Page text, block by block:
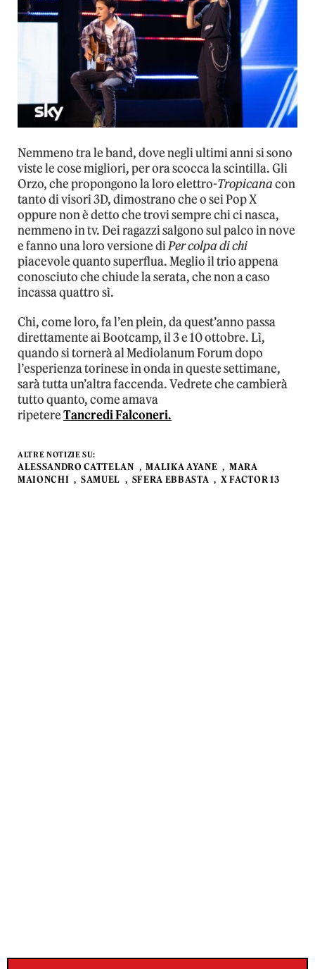
Nemmeno tra le band, dove negli ultimi anni si sono
viste le cose migliori, per ora scocca la scintilla. Gli
Orzo, che propongono la loro elettro-Tropicanacon
tanto di visori 3D, dimostrano che o sei Pop X
oppure non è detto che trovi sempre chi ci nasca,
nemmeno in tv. Dei ragazzi salgono sul palco in nove
e fanno una loro versione diPer colpa di chi
piacevole quanto superflua. Meglio il trio appena
conosciuto che chiude la serata, che non a caso
incassa quattro sì.
Chi, come loro, fa l’en plein, da quest’anno passa
direttamente ai Bootcamp, il 3 e 10 ottobre. Lì,
quando si tornerà al Mediolanum Forum dopo
l’esperienza torinese in onda in queste settimane,
sarà tutta un’altra faccenda. Vedrete che cambierà
tutto quanto, come amava
ripetereTancredi Falconeri.
ALTRE NOTIZIE SU:
ALESSANDRO CATTELAN MALIKA AYANE
MARA
MAIONCHI
SAMUEL SFERA EBBASTA X FACTOR 13